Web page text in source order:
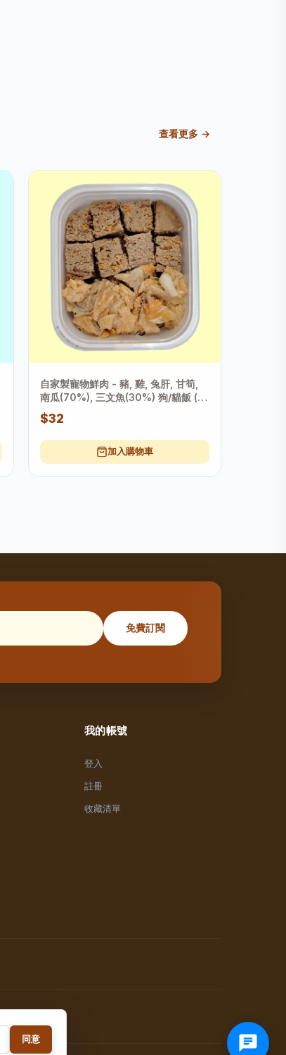
查看更多 →
自家製寵物鮮肉 - 豬, 雞, 兔肝, 甘筍,
南瓜(70%), 三文魚(30%) 狗/貓飯 (淨
重175克+-2克)
$32
加入購物車
免費訂閱
我的帳號
登入
註冊
收藏清單
同意